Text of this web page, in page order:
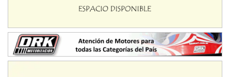
COBERTURA ESPECIAL DE E-KART.COM.AR
IAME SERIES ARGENTINA 6
Ramiro Tot (Asfalto)
Baradero (Buenos Aires)